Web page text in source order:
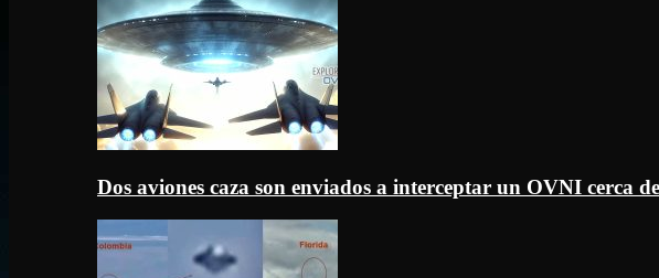
Dos aviones caza son enviados a interceptar un OVNI cerca